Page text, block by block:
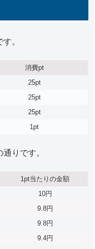
。
消費pt
25pt
25pt
25pt
1pt
りです。
1pt当たりの金額
10円
9.8円
9.8円
9.4円